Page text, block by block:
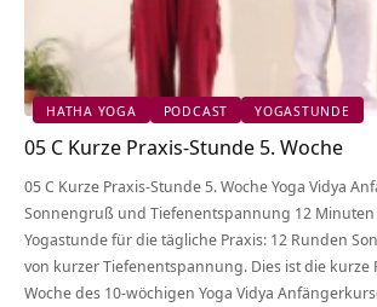
HATHA YOGA PODCAST YOGASTUNDE
05 C Kurze Praxis-Stunde 5. Woche
05 C Kurze Praxis-Stunde 5. Woche Yoga Vidya
Sonnengruß und Tiefenentspannung 12
Yogastunde für die tägliche Praxis: 12 Runden
von kurzer Tiefenentspannung. Dies ist die kurze
Woche des 10-wöchigen Yoga Vidya